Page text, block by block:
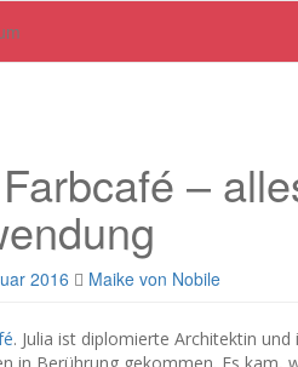
–
2016 Maike von Nobile
. Julia ist diplomierte Architektin